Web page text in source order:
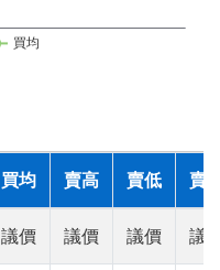
買均 賣高 賣低 賣
議價 議價 議價 議